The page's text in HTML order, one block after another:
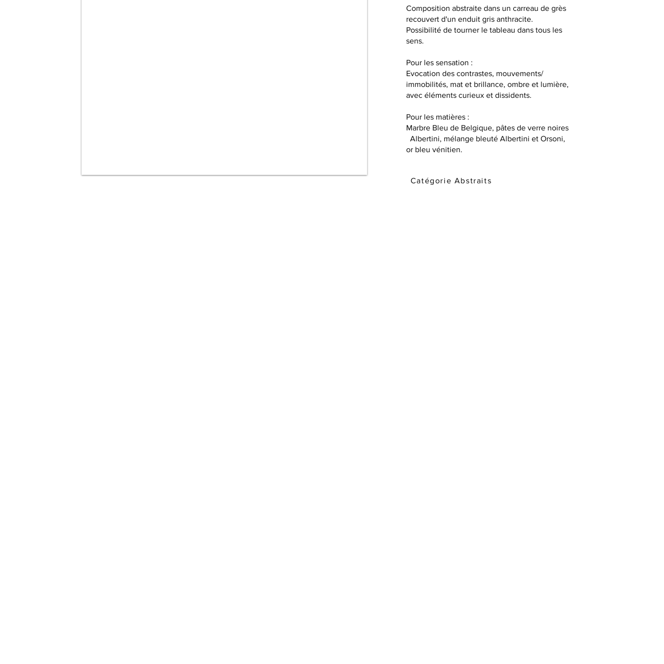
Composition abstraite dans un carreau de grès
recouvert d'un enduit gris anthracite.
Possibilité de tourner le tableau dans tous les
sens.​​​​
Pour les sensation :
Evocation des contrastes, mouvements/
immobilités, mat et brillance, ombre et lumière,
avec éléments curieux et dissidents.
Pour les matières :
Marbre Bleu de Belgique, pâtes de verre noires
Albertini, mélange bleuté Albertini et Orsoni,
or bleu vénitien.
Catégorie Abstraits